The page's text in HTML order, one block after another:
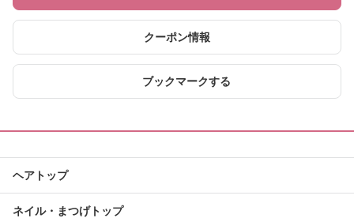
クーポン情報
ブックマークする
ヘアトップ
ネイル・まつげトップ